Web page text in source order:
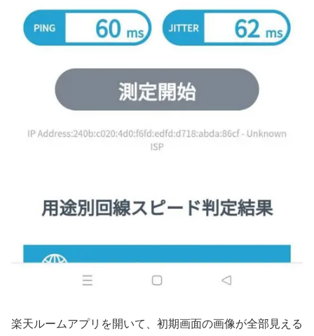
楽天ルームアプリを開いて、初期画面の画像が全部見える